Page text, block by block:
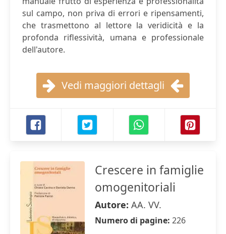
sul campo, non priva di errori e ripensamenti,
che trasmettono al lettore la veridicità e la
profonda riflessività, umana e professionale
dell'autore.
Vedi maggiori dettagli
Crescere in famiglie
omogenitoriali
Autore: AA. VV.
Numero di pagine: 226